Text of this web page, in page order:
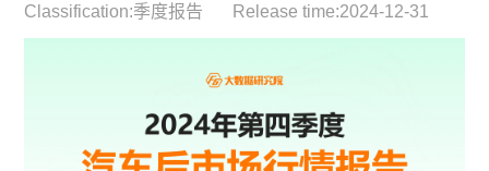
Classification:季度报告 Release time:2024-12-31